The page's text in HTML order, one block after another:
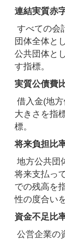
連結実質赤
すべての会
団体全体と
公共団体と
す指標。
実質公債費
借入金(地
大きさを指
標。
将来負担比
地方公共団
将来支払っ
での残高を
性の度合い
資金不足比
公営企業の